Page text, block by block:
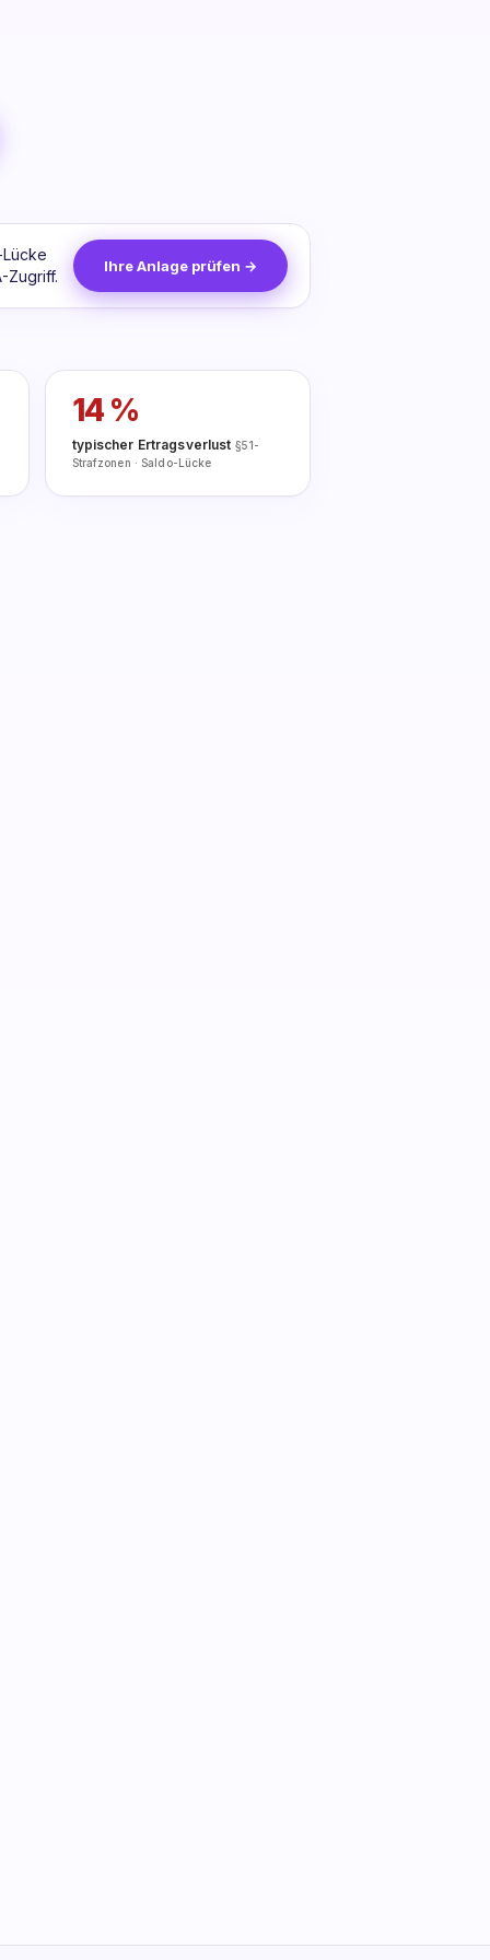
Zugriff.
Ihre Anlage prüfen →
14 %
typischer Ertragsverlust §51-
Strafzonen · Saldo-Lücke